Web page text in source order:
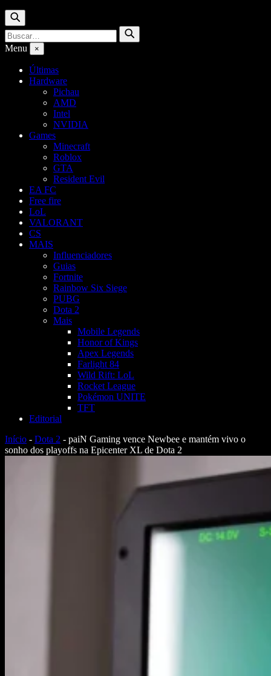
Buscar
Buscar
por:
Buscar
Menu ×
Últimas
Hardware
Pichau
AMD
Intel
NVIDIA
Games
Minecraft
Roblox
GTA
Resident Evil
EA FC
Free fire
LoL
VALORANT
CS
MAIS
Influenciadores
Guias
Fortnite
Rainbow Six Siege
PUBG
Dota 2
Mais
Mobile Legends
Honor of Kings
Apex Legends
Farlight 84
Wild Rift: LoL
Rocket League
Pokémon UNITE
TFT
Editorial
Início - Dota 2 - paiN Gaming vence Newbee e mantém vivo o
sonho dos playoffs na Epicenter XL de Dota 2